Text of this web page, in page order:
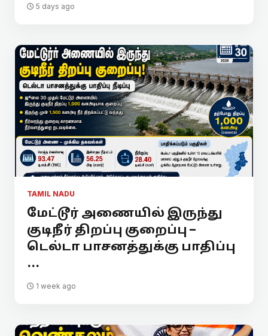
5 days ago
TAMIL NADU
மேட்டூர் அணையில் இருந்து
குடிநீர் திறப்பு குறைப்பு –
டெல்டா பாசனத்துக்கு பாதிப்பு
...
1 week ago